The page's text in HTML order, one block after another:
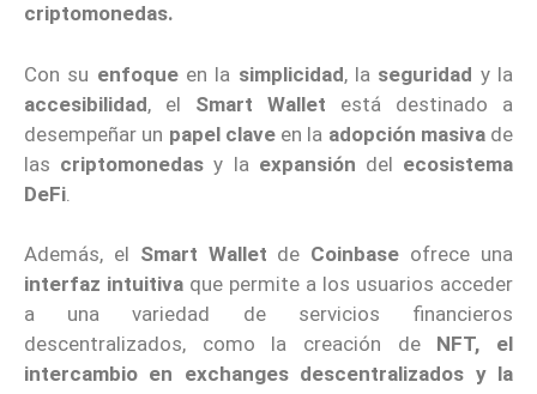
criptomonedas.
Con su enfoqueen la simplicidad, la seguridad y la
accesibilidad, el Smart Wallet está destinado a
desempeñar un papel claveen la adopción masivade
las criptomonedas y la expansión del ecosistema
DeFi
Además, el Smart Wallet de Coinbase ofrece una
interfaz intuitiva que permite a los usuarios acceder
a una variedad de servicios financieros
descentralizados, como la creación de NFT, el
intercambio en exchanges descentralizados y la